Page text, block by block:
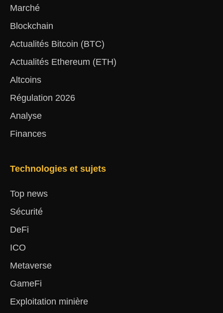
Marché
Blockchain
Actualités Bitcoin (BTC)
Actualités Ethereum (ETH)
Altcoins
Régulation 2026
Analyse
Finances
Technologies et sujets
Top news
Sécurité
DeFi
ICO
Metaverse
GameFi
Exploitation minière